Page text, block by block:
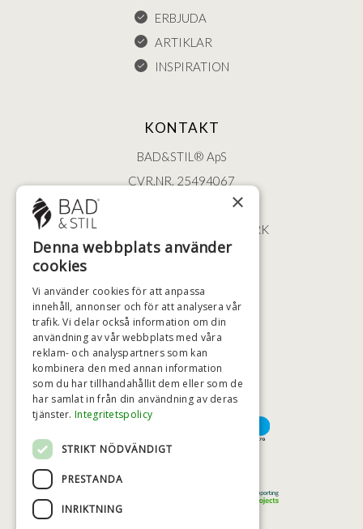
ERBJUDA
ARTIKLAR
INSPIRATION
KONTAKT
BAD&STIL® ApS
CVR.NR. 25494067
ØSTERBROGADE 202
2100 KØBENHAVN • DANMARK
+46 (0)79 008 12 60
HÖGSTA KREDITVÄRDIGHET
BETALNINGSALTERNATIV
×
Denna webbplats använder
cookies
Vi använder cookies för att anpassa
innehåll, annonser och för att analysera vår
trafik. Vi delar också information om din
användning av vår webbplats med våra
reklam- och analyspartners som kan
kombinera den med annan information
som du har tillhandahållit dem eller som de
har samlat in från din användning av deras
tjänster. Integritetspolicy
STRIKT NÖDVÄNDIGT
PRESTANDA
INRIKTNING